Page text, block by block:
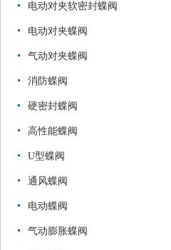
电动对夹软密封蝶阀
电动对夹蝶阀
气动对夹蝶阀
消防蝶阀
硬密封蝶阀
高性能蝶阀
U型蝶阀
通风蝶阀
电动蝶阀
气动膨胀蝶阀